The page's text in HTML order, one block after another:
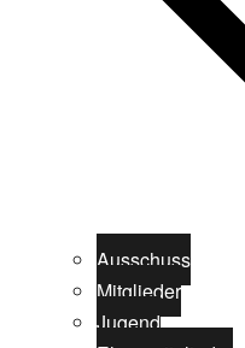
Ausschuss
Mitglieder
Jugend